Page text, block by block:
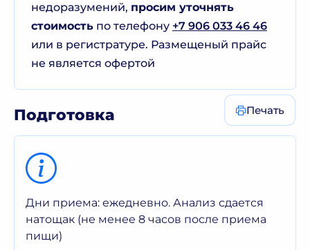
недоразумений, просим уточнять
стоимость по телефону +7 906 033 46 46
или в регистратуре. Размещеный прайс
не является офертой
Подготовка Печать
Дни приема: ежедневно. Анализ сдается
натощак (не менее 8 часов после приема
пищи)